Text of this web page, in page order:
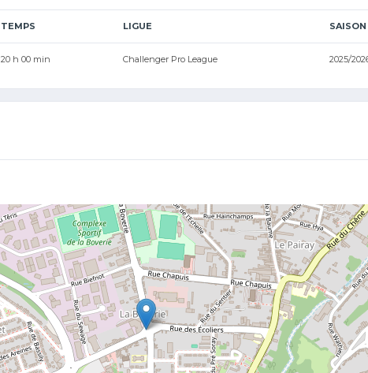
TEMPS LIGUE SAISON
20 h 00 min Challenger Pro League 2025/